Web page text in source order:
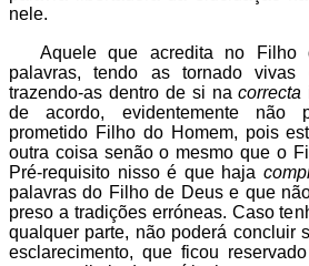
nele.
Aquele que acredita no
palavras, tendo as tornado
trazendo-as dentro de si nacorrecta
de acordo, evidentemente não
prometido Filho do Homem, pois
outra coisa senão o mesmo que o
Pré-requisito nisso é que haja
palavras do Filho de Deus e que
preso a tradições erróneas. Caso
qualquer parte, não poderá concluir
esclarecimento, que ficou